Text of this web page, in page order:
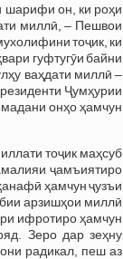
шарифи он, ки роҳи
миллӣ, – Пешвои
тоҷик, ки
гуфтугӯи байни
ваҳдати миллӣ –
Ҷумҳурии
онҳо ҳамчун
тоҷик маҳсуб
ҷамъиятиро
ҳамчун ҷузъи
арзишҳои миллӣ
ифротиро ҳамчун
Зеро дар зеҳну
радикал, пеш аз